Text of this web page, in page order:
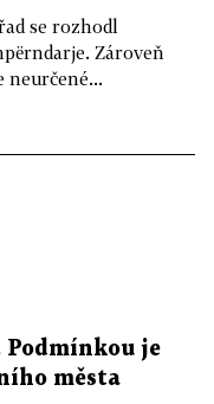
se rozhodl
Zároveň
neurčené...
Podmínkou je
města